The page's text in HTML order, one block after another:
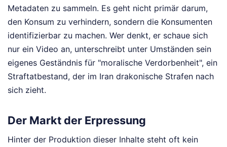
Metadaten zu sammeln. Es geht nicht primär darum,
den Konsum zu verhindern, sondern die Konsumenten
identifizierbar zu machen. Wer denkt, er schaue sich
nur ein Video an, unterschreibt unter Umständen sein
eigenes Geständnis für "moralische Verdorbenheit", ein
Straftatbestand, der im Iran drakonische Strafen nach
sich zieht.
Der Markt der Erpressung
Hinter der Produktion dieser Inhalte steht oft kein